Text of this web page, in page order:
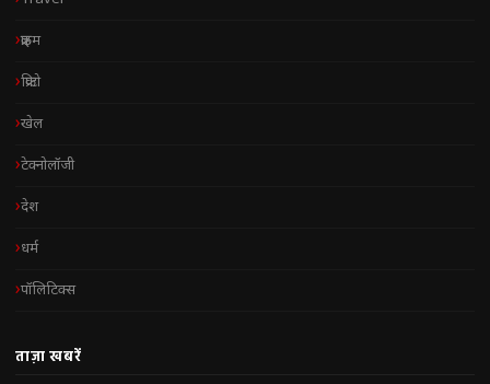
क्राइम
क्रिप्टो
खेल
टेक्नोलॉजी
देश
धर्म
पॉलिटिक्स
ताज़ा खबरें